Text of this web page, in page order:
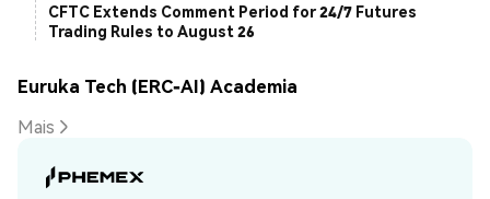
CFTC Extends Comment Period for 24/7 Futures
Trading Rules to August 26
Euruka Tech (ERC-AI) Academia
Mais